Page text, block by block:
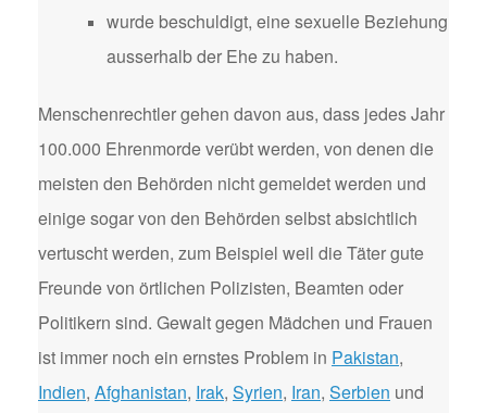
wurde beschuldigt, eine sexuelle Beziehung
ausserhalb der Ehe zu haben.
Menschenrechtler gehen davon aus, dass jedes Jahr
100.000 Ehrenmorde verübt werden, von denen die
meisten den Behörden nicht gemeldet werden und
einige sogar von den Behörden selbst absichtlich
vertuscht werden, zum Beispiel weil die Täter gute
Freunde von örtlichen Polizisten, Beamten oder
Politikern sind. Gewalt gegen Mädchen und Frauen
ist immer noch ein ernstes Problem in Pakistan,
Indien, Afghanistan, Irak, Syrien, Iran, Serbien und